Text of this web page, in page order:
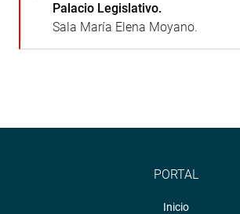
Palacio Legislativo.
Sala María Elena Moyano.
PORTAL
Inicio